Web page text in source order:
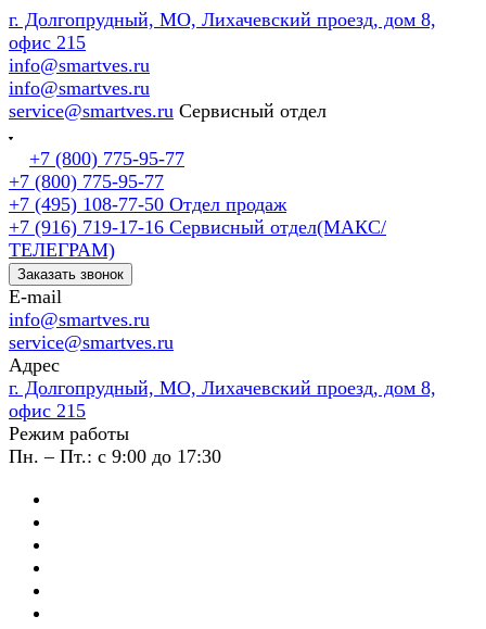
г. Долгопрудный, МО, Лихачевский проезд, дом 8,
офис 215
info@smartves.ru
info@smartves.ru
service@smartves.ru Сервисный отдел
+7 (800) 775-95-77
+7 (800) 775-95-77
+7 (495) 108-77-50 Отдел продаж
+7 (916) 719-17-16 Сервисный отдел(МАКС/
ТЕЛЕГРАМ)
Заказать звонок
E-mail
info@smartves.ru
service@smartves.ru
Адрес
г. Долгопрудный, МО, Лихачевский проезд, дом 8,
офис 215
Режим работы
Пн. – Пт.: с 9:00 до 17:30